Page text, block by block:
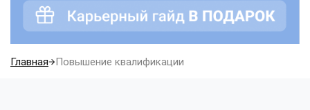
Главная Повышение квалификации